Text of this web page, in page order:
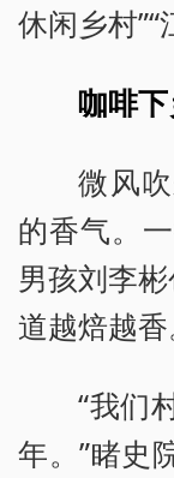
休闲乡村”“
咖啡
微风
的香气。
男孩刘李
道越焙越香
“我们
年。”睹史